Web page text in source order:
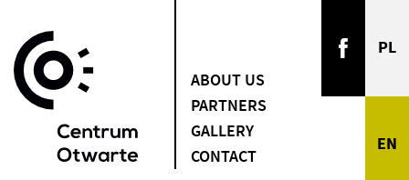
ABOUT US
PARTNERS
GALLERY
CONTACT